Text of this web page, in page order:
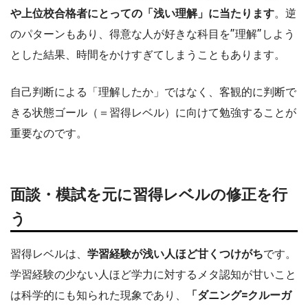
や上位校合格者にとっての「浅い理解」に当たります。逆
のパターンもあり、得意な人が好きな科目を”理解”しよう
とした結果、時間をかけすぎてしまうこともあります。
自己判断による「理解したか」ではなく、客観的に判断で
きる状態ゴール（＝習得レベル）に向けて勉強することが
重要なのです。
面談・模試を元に習得レベルの修正を行
う
習得レベルは、 学習経験が浅い人ほど甘くつけがちです。
学習経験の少ない人ほど学力に対するメタ認知が甘いこと
は科学的にも知られた現象であり、
「ダニング=クルーガ